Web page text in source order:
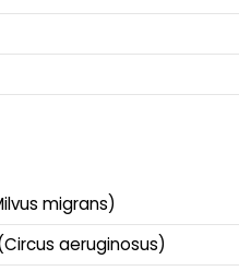
migrans)
aeruginosus)